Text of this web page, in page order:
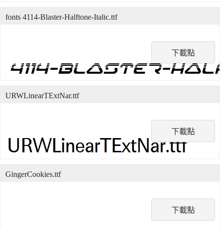
下載點
fonts 4114-Blaster-Halftone-Italic.ttf
下載點
URWLinearTExtNar.ttf
下載點
GingerCookies.ttf